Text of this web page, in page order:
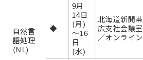
自然言
語処理
(NL)
◆
9月
14日
(月)
～16
日
(水)
北海道新聞帯
広支社会議室
／オンライン